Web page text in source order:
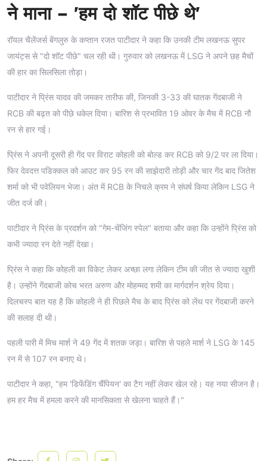
ने माना – 'हम दो शॉट पीछे थे'
रॉयल चैलेंजर्स बेंगलुरु के कप्तान रजत पाटीदार ने कहा कि उनकी टीम लखनऊ सुपर
जायंट्स से "दो शॉट पीछे" चल रही थी। गुरुवार को लखनऊ में LSG ने अपने छह मैचों
की हार का सिलसिला तोड़ा।
पाटीदार ने प्रिंस यादव की जमकर तारीफ की, जिनकी 3-33 की घातक गेंदबाजी ने
RCB की बढ़त को पीछे धकेल दिया। बारिश से प्रभावित 19 ओवर के मैच में RCB नौ
रन से हार गई।
प्रिंस ने अपनी दूसरी ही गेंद पर विराट कोहली को बोल्ड कर RCB को 9/2 पर ला दिया।
फिर देवदत्त पडिक्कल को आउट कर 95 रन की साझेदारी तोड़ी और चार गेंद बाद जितेश
शर्मा को भी पवेलियन भेजा। अंत में RCB के निचले क्रम ने संघर्ष किया लेकिन LSG ने
जीत दर्ज की।
पाटीदार ने प्रिंस के प्रदर्शन को "गेम-चेंजिंग स्पेल" बताया और कहा कि उन्होंने प्रिंस को
कभी ज्यादा रन देते नहीं देखा।
प्रिंस ने कहा कि कोहली का विकेट लेकर अच्छा लगा लेकिन टीम की जीत से ज्यादा खुशी
है। उन्होंने गेंदबाजी कोच भरत अरुण और मोहम्मद शमी का मार्गदर्शन श्रेय दिया।
दिलचस्प बात यह है कि कोहली ने ही पिछले मैच के बाद प्रिंस को लेंथ पर गेंदबाजी करने
की सलाह दी थी।
पहली पारी में मिच मार्श ने 49 गेंद में शतक जड़ा। बारिश से पहले मार्श ने LSG के 145
रन में से 107 रन बनाए थे।
पाटीदार ने कहा, "हम 'डिफेंडिंग चैंपियन' का टैग नहीं लेकर खेल रहे। यह नया सीजन है।
हम हर मैच में हमला करने की मानसिकता से खेलना चाहते हैं।"